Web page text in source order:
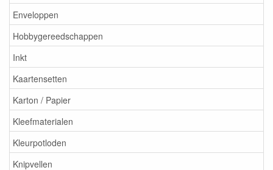
Enveloppen
Hobbygereedschappen
Inkt
Kaartensetten
Karton / Papier
Kleefmaterialen
Kleurpotloden
Knipvellen